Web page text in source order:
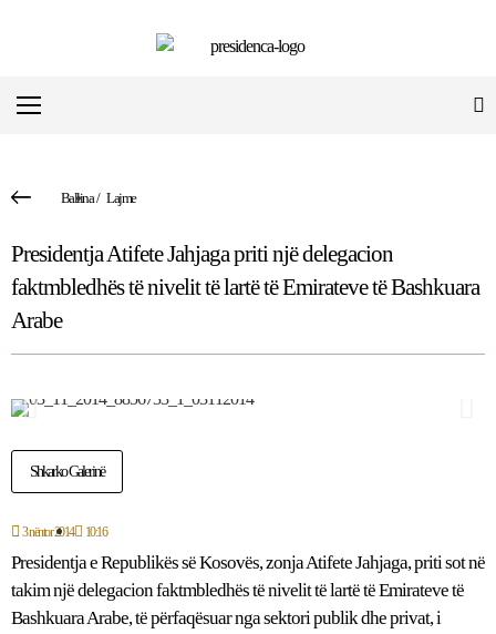
Ballina/ Lajme
Presidentja Atifete Jahjaga priti një delegacion
faktmbledhës të nivelit të lartë të Emirateve të Bashkuara
Arabe
Shkarko Galerinë
3 nëntor 2014 10:16
Presidentja e Republikës së Kosovës, zonja Atifete Jahjaga, priti sot në
takim një delegacion faktmbledhës të nivelit të lartë të Emirateve të
Bashkuara Arabe, të përfaqësuar nga sektori publik dhe privat, i